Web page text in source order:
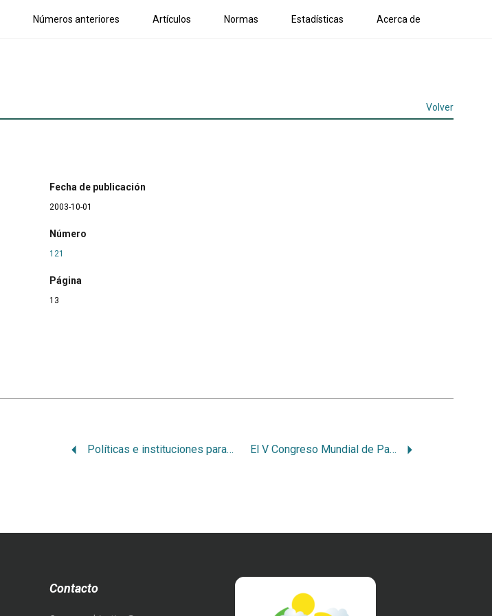
Números anteriores Artículos Normas Estadísticas Acerca de
Volver
Fecha de publicación
2003-10-01
Número
121
Página
13
Políticas e instituciones para la gestión de áreas protegidas El V Congreso Mundial de Parques (2003)
Contacto